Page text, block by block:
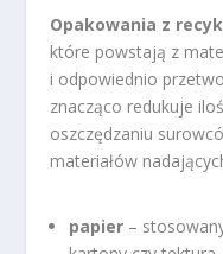
Opakowania z
które powstają z
i odpowiednio
znacząco redukuje
oszczędzaniu
materiałów
papier –